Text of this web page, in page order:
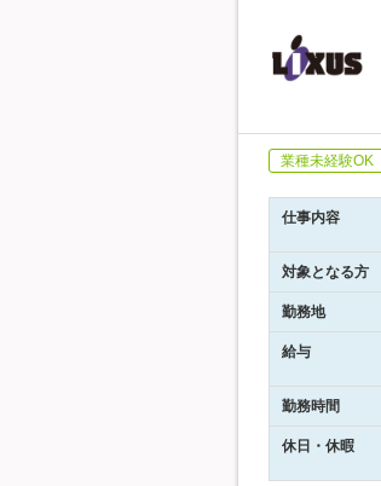
業種未経験OK
仕事内容
対象となる方
勤務地
給与
勤務時間
休日・休暇